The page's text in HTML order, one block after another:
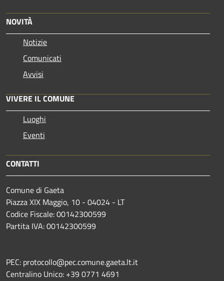
NOVITÀ
Notizie
Comunicati
Avvisi
VIVERE IL COMUNE
Luoghi
Eventi
CONTATTI
Comune di Gaeta
Piazza XIX Maggio, 10 - 04024 - LT
Codice Fiscale: 00142300599
Partita IVA: 00142300599
PEC: protocollo@pec.comune.gaeta.lt.it
Centralino Unico: +39 0771 4691